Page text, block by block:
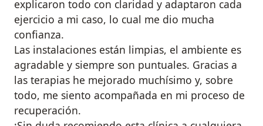
explicaron todo con claridad y adaptaron cada
ejercicio a mi caso, lo cual me dio mucha
confianza.
Las instalaciones están limpias, el ambiente es
agradable y siempre son puntuales. Gracias a
las terapias he mejorado muchísimo y, sobre
todo, me siento acompañada en mi proceso de
recuperación.